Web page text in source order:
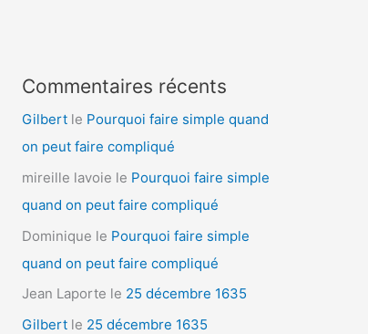
Commentaires récents
Gilbert le Pourquoi faire simple quand
on peut faire compliqué
mireille lavoie le Pourquoi faire simple
quand on peut faire compliqué
Dominique le Pourquoi faire simple
quand on peut faire compliqué
Jean Laporte le 25 décembre 1635
Gilbert le 25 décembre 1635